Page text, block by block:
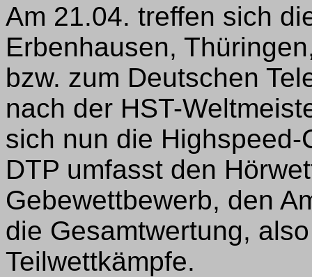
Am 21.04. treffen sich
Erbenhausen,
bzw. zum Deutschen
nach der HST-
sich nun die
DTP umfasst den
Gebewettbewerb, den
die Gesamtwertung,
Teilwettkämpfe.